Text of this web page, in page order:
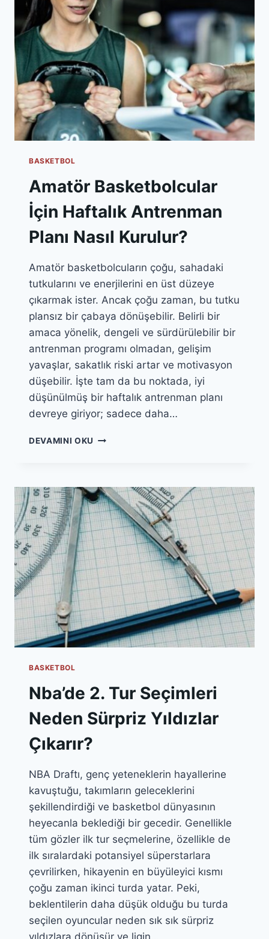
SISTEMLER
BASKETBOL
Amatör Basketbolcular
İçin Haftalık Antrenman
Planı Nasıl Kurulur?
Amatör basketbolcuların çoğu, sahadaki
tutkularını ve enerjilerini en üst düzeye
çıkarmak ister. Ancak çoğu zaman, bu tutku
plansız bir çabaya dönüşebilir. Belirli bir
amaca yönelik, dengeli ve sürdürülebilir bir
antrenman programı olmadan, gelişim
yavaşlar, sakatlık riski artar ve motivasyon
düşebilir. İşte tam da bu noktada, iyi
düşünülmüş bir haftalık antrenman planı
devreye giriyor; sadece daha…
DEVAMINI OKU AMATÖR
ANTRENMAN
PLANI
NASIL
KURULUR?
BASKETBOL
Nba’de 2. Tur Seçimleri
Neden Sürpriz Yıldızlar
Çıkarır?
NBA Draftı, genç yeteneklerin hayallerine
kavuştuğu, takımların geleceklerini
şekillendirdiği ve basketbol dünyasının
heyecanla beklediği bir gecedir. Genellikle
tüm gözler ilk tur seçmelerine, özellikle de
ilk sıralardaki potansiyel süperstarlara
çevrilirken, hikayenin en büyüleyici kısmı
çoğu zaman ikinci turda yatar. Peki,
beklentilerin daha düşük olduğu bu turda
seçilen oyuncular neden sık sık sürpriz
yıldızlara dönüşür ve ligin…